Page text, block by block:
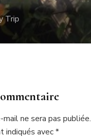
Trip
ne sera pas publiée.
indiqués avec*